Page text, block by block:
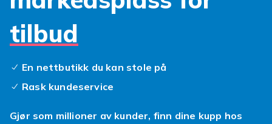
akkurat som da telefonen var ny. Vi har også
små, men viktige reparasjonene.
A20 batterikan gjøre selv den mest
tålmodige bruker frustrert. Bytt ut det gamle
koken hele dagen. Med våreGalaxy A20
tilbud
En nettbutikk du kan stole på
Rask kundeservice
Gjør som millioner av kunder, finn dine kupp hos